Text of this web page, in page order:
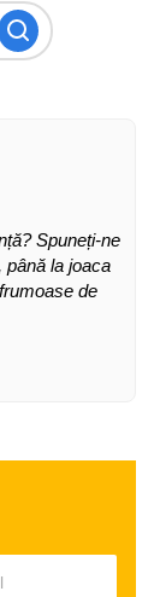
Spuneți-ne
până la joaca
de